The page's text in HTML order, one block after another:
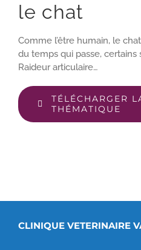
le chat
Comme l’être humain, le
du temps qui passe, certains
Raideur articulaire…
TÉLÉCHARGER
THÉMATIQUE
CLINIQUE VETERINAIRE